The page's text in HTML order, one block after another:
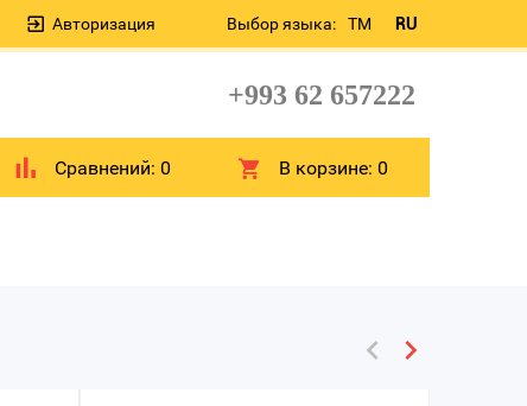
Выбор языка: TM RU
Авторизация
+993 62 657222
Сравнений: 0 В корзине:0